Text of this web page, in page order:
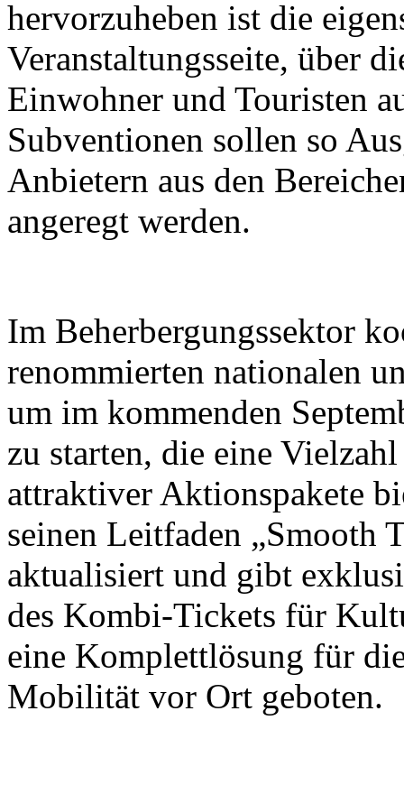
hervorzuheben ist die
Veranstaltungsseite, über
Einwohner und Touristen
Subventionen sollen so
Anbietern aus den
angeregt werden.
Im Beherbergungssektor
renommierten nationalen
um im kommenden
zu starten, die eine
attraktiver Aktionspakete
seinen Leitfaden „Smooth
aktualisiert und gibt
des Kombi-Tickets für
eine Komplettlösung für
Mobilität vor Ort geboten.